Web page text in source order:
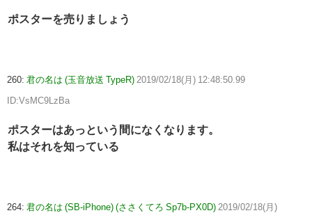
ポスターを売りましょう
260: 君の名は (玉音放送 TypeR) 2019/02/18(月) 12:48:50.99
ID:VsMC9LzBa
ポスターはあっという間になくなります。
私はそれを知っている
264: 君の名は (SB-iPhone) (ささくてろ Sp7b-PX0D) 2019/02/18(月)